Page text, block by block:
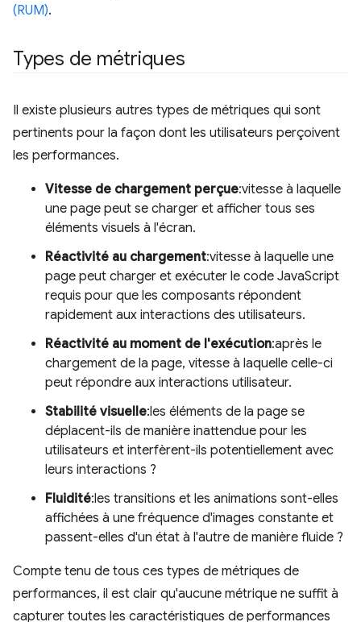
(RUM).
Types de métriques
Il existe plusieurs autres types de métriques qui sont
pertinents pour la façon dont les utilisateurs perçoivent
les performances.
Vitesse de chargement perçue:vitesse à laquelle
une page peut se charger et afficher tous ses
éléments visuels à l'écran.
Réactivité au chargement:vitesse à laquelle une
page peut charger et exécuter le code JavaScript
requis pour que les composants répondent
rapidement aux interactions des utilisateurs.
Réactivité au moment de l'exécution:après le
chargement de la page, vitesse à laquelle celle-ci
peut répondre aux interactions utilisateur.
Stabilité visuelle:les éléments de la page se
déplacent-ils de manière inattendue pour les
utilisateurs et interfèrent-ils potentiellement avec
leurs interactions ?
Fluidité:les transitions et les animations sont-elles
affichées à une fréquence d'images constante et
passent-elles d'un état à l'autre de manière fluide ?
Compte tenu de tous ces types de métriques de
performances, il est clair qu'aucune métrique ne suffit à
capturer toutes les caractéristiques de performances